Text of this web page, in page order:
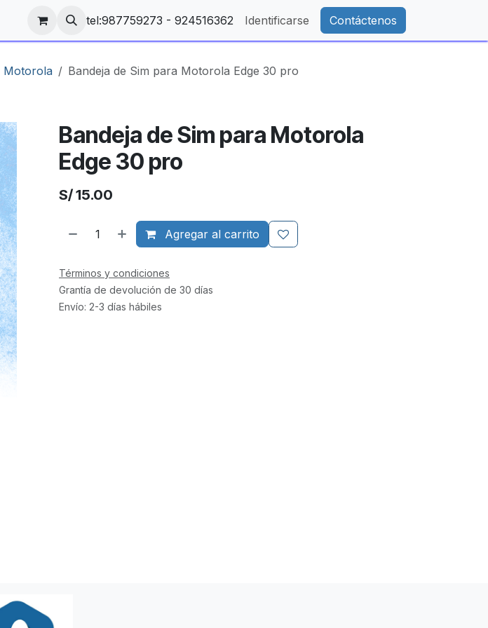
tel:987759273 - 924516362 Identificarse Contáctenos
Motorola Bandeja de Sim para Motorola Edge 30 pro
Bandeja de Sim para Motorola
Edge 30 pro
S/15.00
Agregar al carrito
Términos y condiciones
Grantía de devolución de 30 días
Envío: 2-3 días hábiles